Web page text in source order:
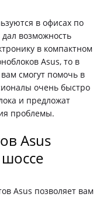
в офисах по
возможность
в компактном
Asus, то в
смогут помочь в
очень быстро
и предложат
проблемы.
Asus
Asus позволяет вам